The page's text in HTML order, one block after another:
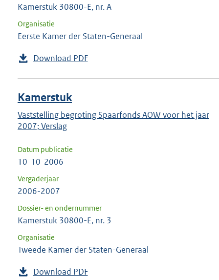
Kamerstuk 30800-E, nr. A
Organisatie
Eerste Kamer der Staten-Generaal
Download PDF
Kamerstuk
Vaststelling begroting Spaarfonds AOW voor het jaar
2007; Verslag
Datum publicatie
10-10-2006
Vergaderjaar
2006-2007
Dossier- en ondernummer
Kamerstuk 30800-E, nr. 3
Organisatie
Tweede Kamer der Staten-Generaal
Download PDF